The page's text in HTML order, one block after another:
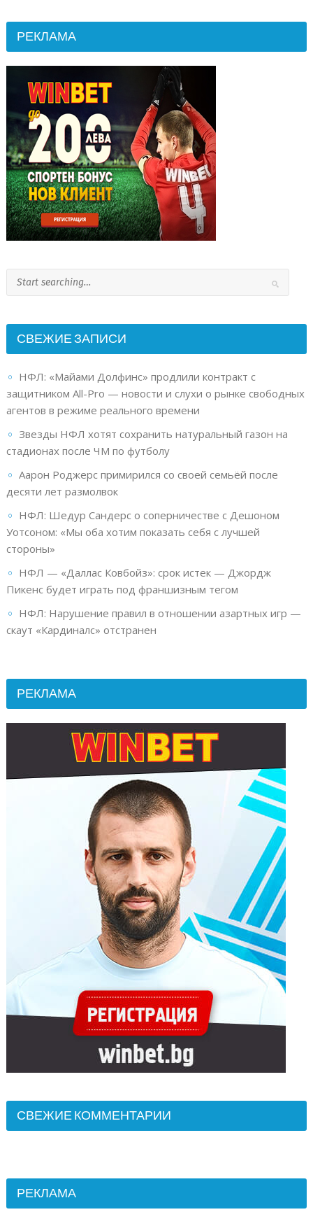
РЕКЛАМА
СВЕЖИЕ ЗАПИСИ
НФЛ: «Майами Долфинс» продлили контракт с
защитником All-Pro — новости и слухи о рынке свободных
агентов в режиме реального времени
Звезды НФЛ хотят сохранить натуральный газон на
стадионах после ЧМ по футболу
Аарон Роджерс примирился со своей семьёй после
десяти лет размолвок
НФЛ: Шедур Сандерс о соперничестве с Дешоном
Уотсоном: «Мы оба хотим показать себя с лучшей
стороны»
НФЛ — «Даллас Ковбойз»: срок истек — Джордж
Пикенс будет играть под франшизным тегом
НФЛ: Нарушение правил в отношении азартных игр —
скаут «Кардиналс» отстранен
РЕКЛАМА
СВЕЖИЕ КОММЕНТАРИИ
РЕКЛАМА